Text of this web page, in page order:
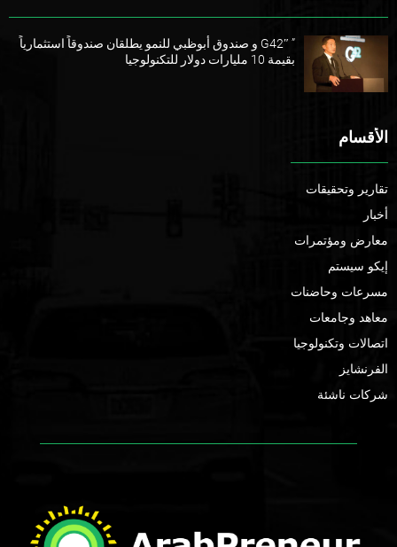
” G42″ و صندوق أبوظبي للنمو يطلقان صندوقاً استثمارياً
بقيمة 10 مليارات دولار للتكنولوجيا
الأقسام
تقارير وتحقيقات
أخبار
معارض ومؤتمرات
إيكو سيستم
مسرعات وحاضنات
معاهد وجامعات
اتصالات وتكنولوجيا
الفرنشايز
شركات ناشئة